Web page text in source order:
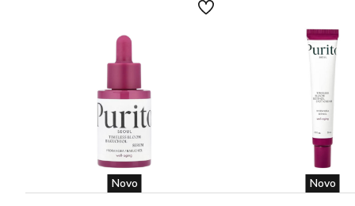
super aktivan, zahvaljujući visokoj koncentraciji aktivnih
super pametan, zahvaljujući dnevno-noćnom djelovanju
super prilagodljiv, jer je učinkovit samostalno, ali se može i
pomiješati s vašim Collistar tretmanom za tijelo,
proširujući njegove blagodati jednim potezom.
Novo Novo